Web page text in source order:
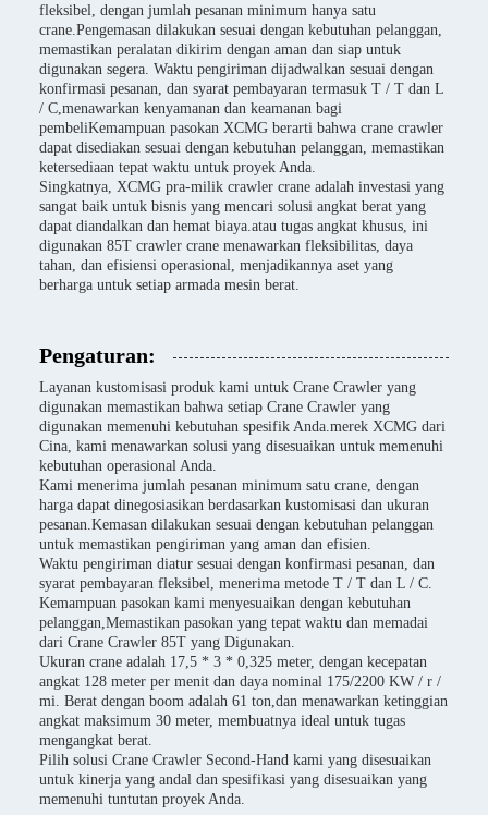
fleksibel, dengan jumlah pesanan minimum hanya satu
crane.Pengemasan dilakukan sesuai dengan kebutuhan pelanggan,
memastikan peralatan dikirim dengan aman dan siap untuk
digunakan segera. Waktu pengiriman dijadwalkan sesuai dengan
konfirmasi pesanan, dan syarat pembayaran termasuk T / T dan L
/ C,menawarkan kenyamanan dan keamanan bagi
pembeliKemampuan pasokan XCMG berarti bahwa crane crawler
dapat disediakan sesuai dengan kebutuhan pelanggan, memastikan
ketersediaan tepat waktu untuk proyek Anda.
Singkatnya, XCMG pra-milik crawler crane adalah investasi yang
sangat baik untuk bisnis yang mencari solusi angkat berat yang
dapat diandalkan dan hemat biaya.atau tugas angkat khusus, ini
digunakan 85T crawler crane menawarkan fleksibilitas, daya
tahan, dan efisiensi operasional, menjadikannya aset yang
berharga untuk setiap armada mesin berat.
Pengaturan:
Layanan kustomisasi produk kami untuk Crane Crawler yang
digunakan memastikan bahwa setiap Crane Crawler yang
digunakan memenuhi kebutuhan spesifik Anda.merek XCMG dari
Cina, kami menawarkan solusi yang disesuaikan untuk memenuhi
kebutuhan operasional Anda.
Kami menerima jumlah pesanan minimum satu crane, dengan
harga dapat dinegosiasikan berdasarkan kustomisasi dan ukuran
pesanan.Kemasan dilakukan sesuai dengan kebutuhan pelanggan
untuk memastikan pengiriman yang aman dan efisien.
Waktu pengiriman diatur sesuai dengan konfirmasi pesanan, dan
syarat pembayaran fleksibel, menerima metode T / T dan L / C.
Kemampuan pasokan kami menyesuaikan dengan kebutuhan
pelanggan,Memastikan pasokan yang tepat waktu dan memadai
dari Crane Crawler 85T yang Digunakan.
Ukuran crane adalah 17,5 * 3 * 0,325 meter, dengan kecepatan
angkat 128 meter per menit dan daya nominal 175/2200 KW / r /
mi. Berat dengan boom adalah 61 ton,dan menawarkan ketinggian
angkat maksimum 30 meter, membuatnya ideal untuk tugas
mengangkat berat.
Pilih solusi Crane Crawler Second-Hand kami yang disesuaikan
untuk kinerja yang andal dan spesifikasi yang disesuaikan yang
memenuhi tuntutan proyek Anda.